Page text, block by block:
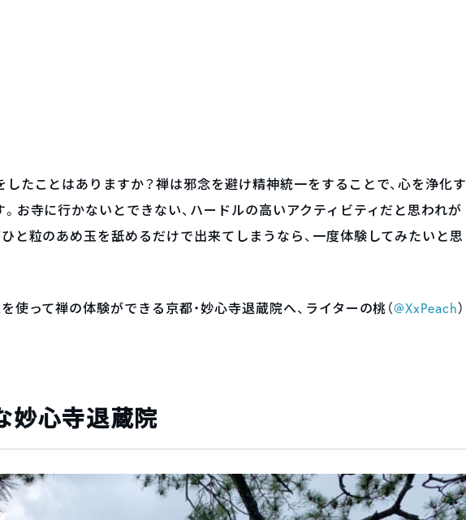
たことはありますか？禅は邪念を避け精神統一をすることで、心を浄化す
お寺に行かないとできない、ハードルの高いアクティビティだと思われが
と粒のあめ玉を舐めるだけで出来てしまうなら、一度体験してみたいと思
使って禅の体験ができる京都・妙心寺退蔵院へ、ライターの桃（@XxPeach）
妙心寺退蔵院